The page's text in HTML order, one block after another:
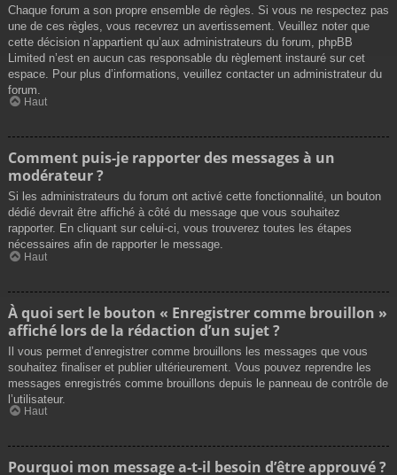
Chaque forum a son propre ensemble de règles. Si vous ne respectez pas
une de ces règles, vous recevrez un avertissement. Veuillez noter que
cette décision n’appartient qu’aux administrateurs du forum, phpBB
Limited n’est en aucun cas responsable du règlement instauré sur cet
espace. Pour plus d’informations, veuillez contacter un administrateur du
forum.
Haut
Comment puis-je rapporter des messages à un
modérateur ?
Si les administrateurs du forum ont activé cette fonctionnalité, un bouton
dédié devrait être affiché à côté du message que vous souhaitez
rapporter. En cliquant sur celui-ci, vous trouverez toutes les étapes
nécessaires afin de rapporter le message.
Haut
À quoi sert le bouton « Enregistrer comme brouillon »
affiché lors de la rédaction d’un sujet ?
Il vous permet d’enregistrer comme brouillons les messages que vous
souhaitez finaliser et publier ultérieurement. Vous pouvez reprendre les
messages enregistrés comme brouillons depuis le panneau de contrôle de
l’utilisateur.
Haut
Pourquoi mon message a-t-il besoin d’être approuvé ?